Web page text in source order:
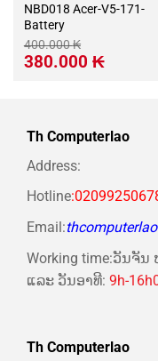
NBD018 Acer-V5-171-
Battery
400.000₭
Giá
gốc
380.000 ₭Giá
hiện
Th Computerlao
Address:
Hotline
Email:
Working time:ວັນຈັນ
ແລະ ວັນອາທີ: 9h-
Th Computerlao